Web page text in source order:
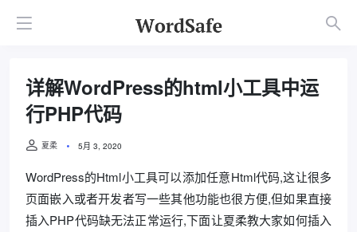
详解WordPress的html小工具中运
行PHP代码
夏柔 5月 3, 2020
WordPress的Html小工具可以添加任意Html代码,这让很多
页面嵌入或者开发者写一些其他功能也很方便,但如果直接
插入PHP代码缺无法正常运行,下面让夏柔教大家如何插入